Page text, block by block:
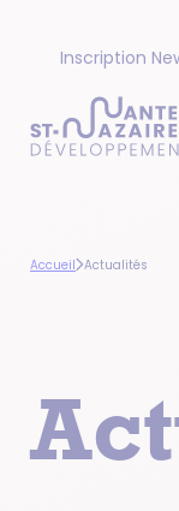
navigation
principal
Inscription
Accueil Actualités